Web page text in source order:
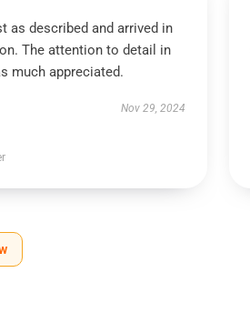
as described and arrived in
The attention to detail in
much appreciated.
Nov 29, 2024